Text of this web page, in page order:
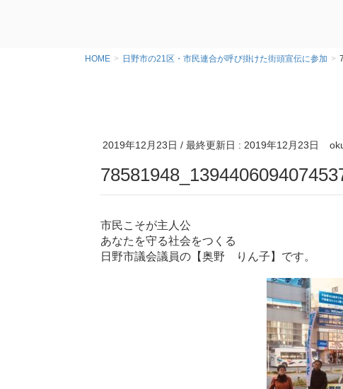
HOME 日野市の21区・市民連合が呼び掛けた街頭宣伝に参加
2019年12月23日 / 最終更新日 : 2019年12月23日
市民こそが主人公
あなたを守る社会をつくる
日野市議会議員の【奥野 りん子】です。